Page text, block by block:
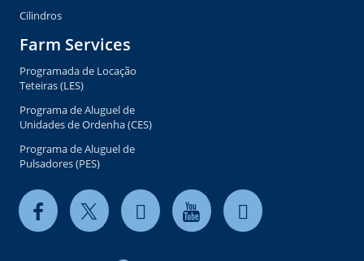
Terms and Conditions of Sale BR
Global General Terms of Purchase